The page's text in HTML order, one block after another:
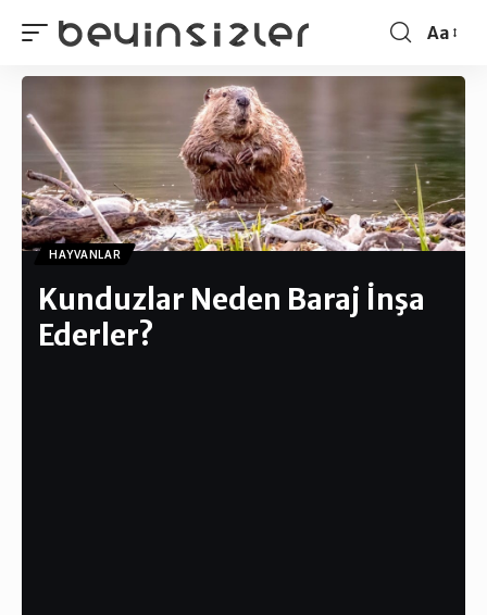
Aa
HAYVANLAR
Kunduzlar Neden Baraj İnşa
Ederler?